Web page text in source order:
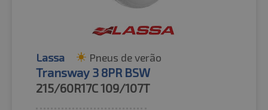
Lassa Pneus de verão
Transway 3 8PR BSW
215/60R17C109/107T